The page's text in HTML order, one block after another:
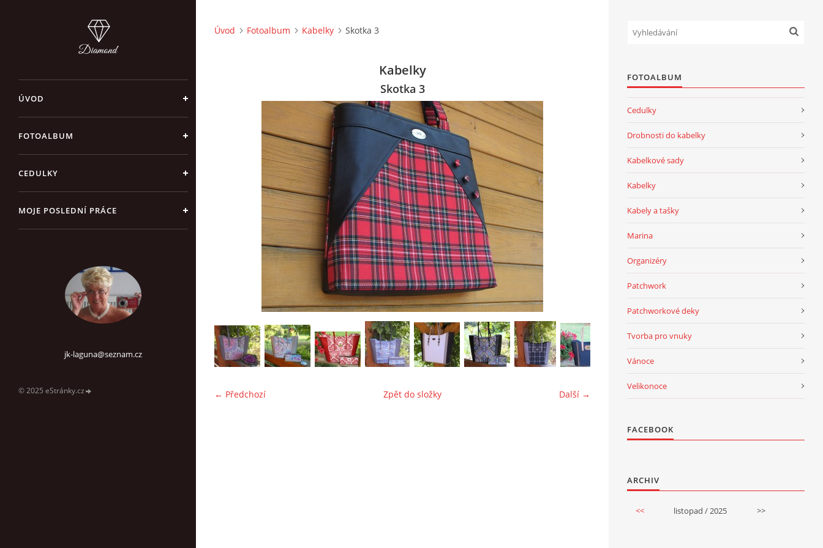
ÚVOD
FOTOALBUM
CEDULKY
MOJE POSLEDNÍ PRÁCE
jk-laguna@seznam.cz
© 2025 eStránky.cz
Úvod Fotoalbum Kabelky Skotka 3
Kabelky
Skotka 3
← Předchozí Další →
Zpět do složky
FOTOALBUM
Cedulky
Drobnosti do kabelky
Kabelkové sady
Kabelky
Kabely a tašky
Marina
Organizéry
Patchwork
Patchworkové deky
Tvorba pro vnuky
Vánoce
Velikonoce
FACEBOOK
ARCHIV
<< listopad / 2025 >>